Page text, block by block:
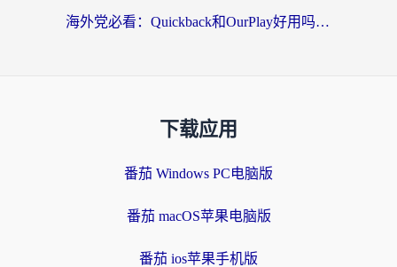
海外党必看：Quickback和OurPlay好用吗？3分钟选对回国加速器，无缝刷剧玩游戏
下载应用
番茄 Windows PC电脑版
番茄 macOS苹果电脑版
番茄 ios苹果手机版